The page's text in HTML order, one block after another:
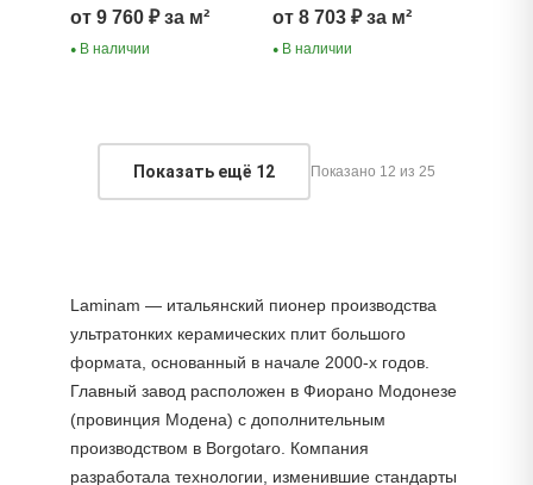
от 9 760 ₽ за м²
● В наличии
от 8 703 ₽ за м²
● В наличии
Показать ещё 12 Показано 12 из 25
Laminam — итальянский пионер производства
ультратонких керамических плит большого
формата, основанный в начале 2000-х годов.
Главный завод расположен в Фиорано Модонезе
(провинция Модена) с дополнительным
производством в Borgotaro. Компания
разработала технологии, изменившие стандарты